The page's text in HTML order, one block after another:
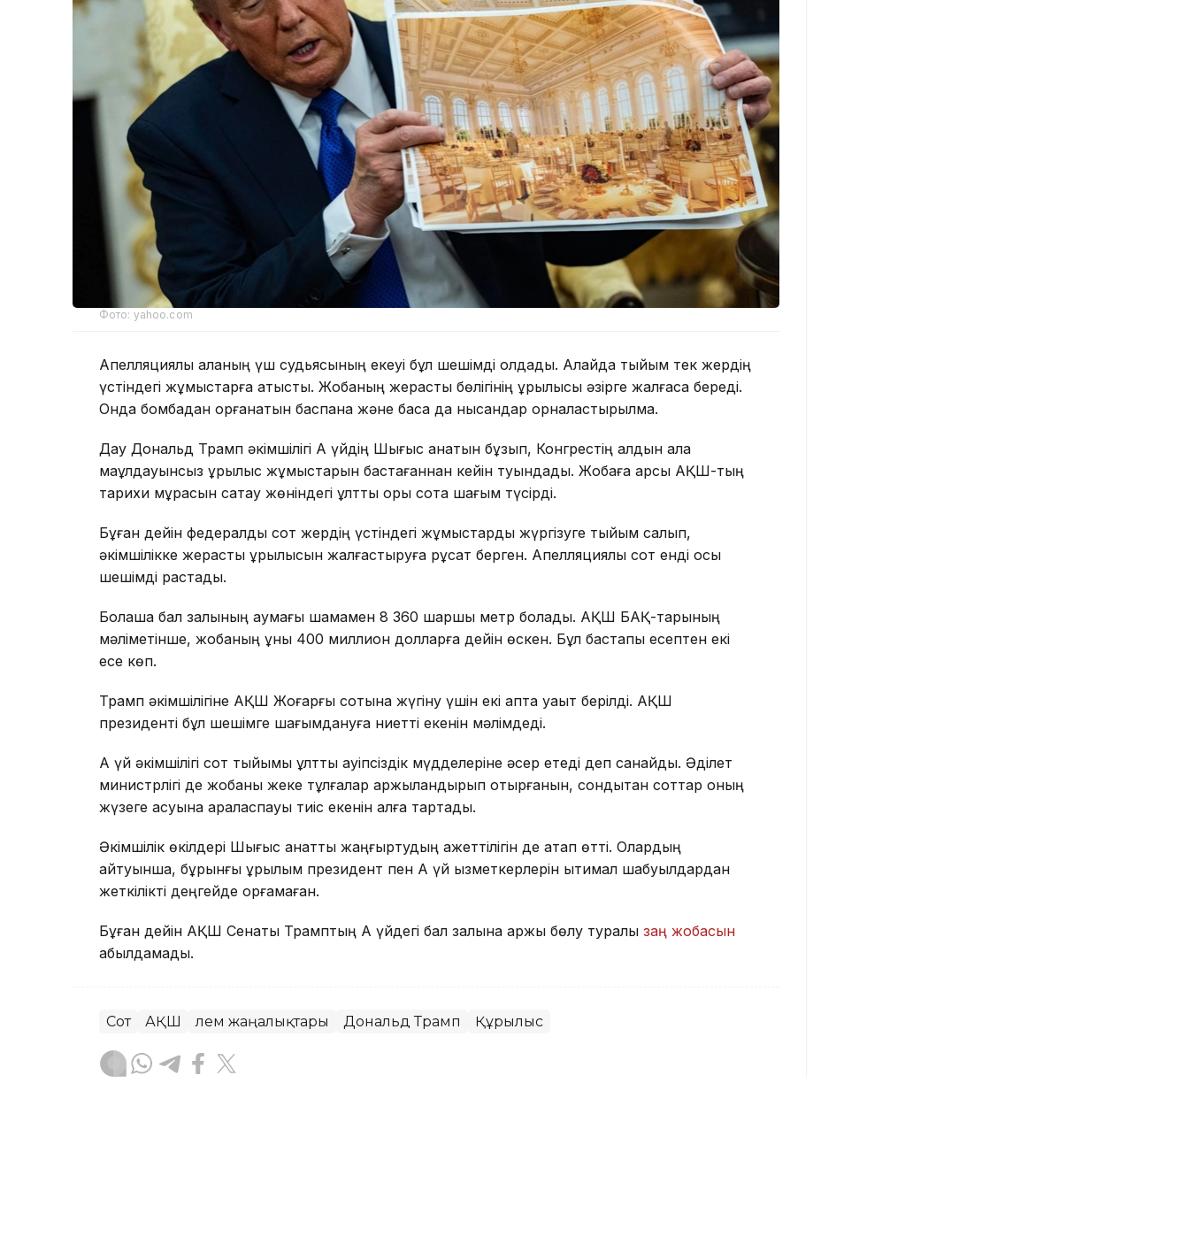
Фото: yahoo.com
Апелляциялық алқаның үш судьясының екеуі бұл шешімді қолдады. Алайда тыйым тек жердің
үстіндегі жұмыстарға қатысты. Жобаның жерасты бөлігінің құрылысы әзірге жалғаса береді.
Онда бомбадан қорғанатын баспана және басқа да нысандар орналастырылмақ.
Дау Дональд Трамп әкімшілігі Ақ үйдің Шығыс қанатын бұзып, Конгрестің алдын ала
мақұлдауынсыз құрылыс жұмыстарын бастағаннан кейін туындады. Жобаға қарсы АҚШ-тың
тарихи мұрасын сақтау жөніндегі ұлттық қоры сотқа шағым түсірді.
Бұған дейін федералдық сот жердің үстіндегі жұмыстарды жүргізуге тыйым салып,
әкімшілікке жерасты құрылысын жалғастыруға рұқсат берген. Апелляциялық сот енді осы
шешімді растады.
Болашақ бал залының аумағы шамамен 8 360 шаршы метр болады. АҚШ БАҚ-тарының
мәліметінше, жобаның құны 400 миллион долларға дейін өскен. Бұл бастапқы есептен екі
есе көп.
Трамп әкімшілігіне АҚШ Жоғарғы сотына жүгіну үшін екі апта уақыт берілді. АҚШ
президенті бұл шешімге шағымдануға ниетті екенін мәлімдеді.
Ақ үй әкімшілігі сот тыйымы ұлттық қауіпсіздік мүдделеріне әсер етеді деп санайды. Әділет
министрлігі де жобаны жеке тұлғалар қаржыландырып отырғанын, сондықтан соттар оның
жүзеге асуына араласпауы тиіс екенін алға тартады.
Әкімшілік өкілдері Шығыс қанатты жаңғыртудың қажеттілігін де атап өтті. Олардың
айтуынша, бұрынғы құрылым президент пен Ақ үй қызметкерлерін ықтимал шабуылдардан
жеткілікті деңгейде қорғамаған.
Бұған дейін АҚШ Сенаты Трамптың Ақ үйдегі бал залына қаржы бөлу туралы заң жобасын
қабылдамады.
Сот АҚШ Әлем жаңалықтары Дональд Трамп Құрылыс